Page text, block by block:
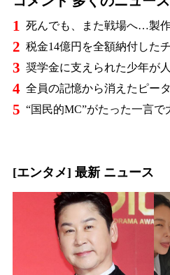
1
2
3
4
5
[エンタメ] 最新 ニュース